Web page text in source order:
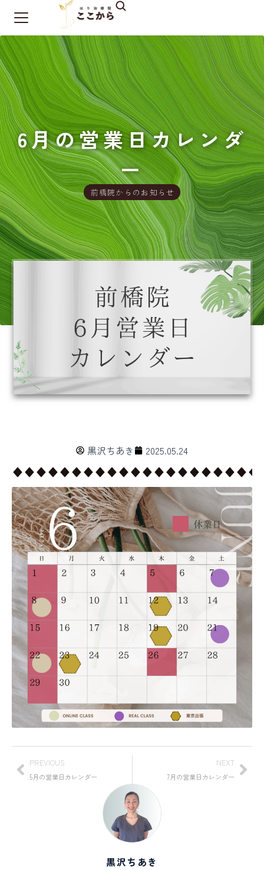
6月の営業日カレンダ
ー
前橋院からのお知らせ
黒沢ちあき 2025.05.24
PREVIOUS
5月の営業日カレンダー
NEXT
7月の営業日カレンダー
黒沢ちあき